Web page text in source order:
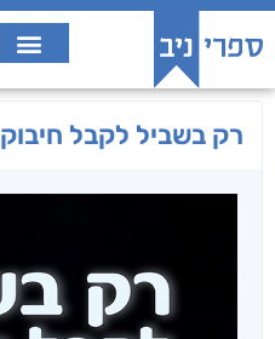
רק בשביל לקבל חיבוק